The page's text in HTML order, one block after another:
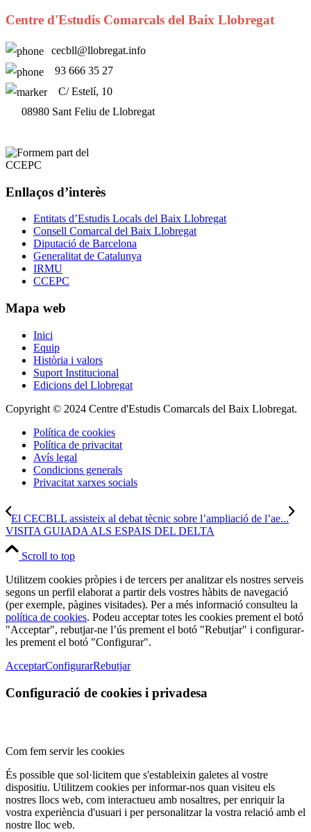
Centre d'Estudis Comarcals del Baix Llobregat
cecbll@llobregat.info
93 666 35 27
C/ Estelí, 10
08980 Sant Feliu de Llobregat
Enllaços d’interès
Entitats d’Estudis Locals del Baix Llobregat
Consell Comarcal del Baix Llobregat
Diputació de Barcelona
Generalitat de Catalunya
IRMU
CCEPC
Mapa web
Inici
Equip
Història i valors
Suport Institucional
Edicions del Llobregat
Copyright © 2024 Centre d'Estudis Comarcals del Baix Llobregat.
Política de cookies
Política de privacitat
Avís legal
Condicions generals
Privacitat xarxes socials
El CECBLL assisteix al debat tècnic sobre l’ampliació de l’ae...
VISITA GUIADA ALS ESPAIS DEL DELTA
Scroll to top
Utilitzem cookies pròpies i de tercers per analitzar els nostres serveis
segons un perfil elaborat a partir dels vostres hàbits de navegació
(per exemple, pàgines visitades). Per a més informació consulteu la
política de cookies. Podeu acceptar totes les cookies prement el botó
"Acceptar", rebutjar-ne l’ús prement el botó "Rebutjar" i configurar-
les prement el botó "Configurar".
AcceptarConfigurarRebutjar
Configuració de cookies i privadesa
Com fem servir les cookies
És possible que sol·licitem que s'estableixin galetes al vostre
dispositiu. Utilitzem cookies per informar-nos quan visiteu els
nostres llocs web, com interactueu amb nosaltres, per enriquir la
vostra experiència d'usuari i per personalitzar la vostra relació amb el
nostre lloc web.